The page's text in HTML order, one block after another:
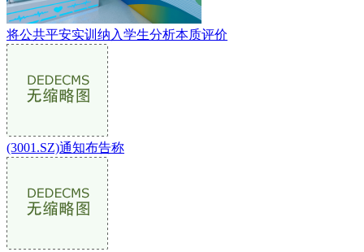
将公共平安实训纳入学生分析本质评价
(3001.SZ)通知布告称